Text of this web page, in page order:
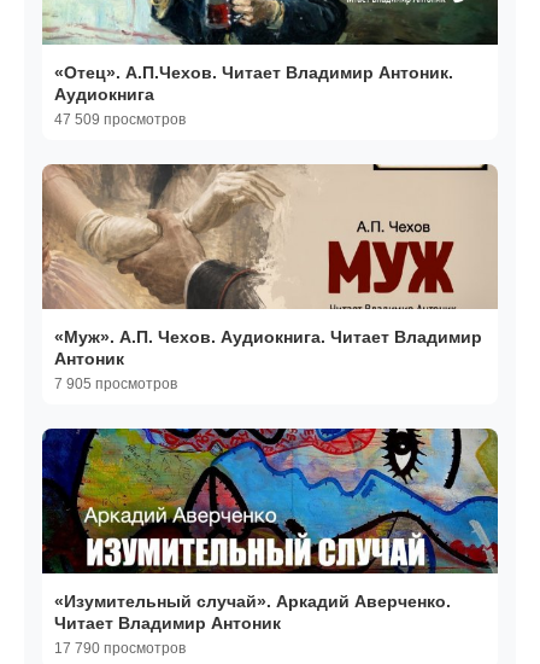
«Отец». А.П.Чехов. Читает Владимир Антоник.
Аудиокнига
47 509 просмотров
«Муж». А.П. Чехов. Аудиокнига. Читает Владимир
Антоник
7 905 просмотров
«Изумительный случай». Аркадий Аверченко.
Читает Владимир Антоник
17 790 просмотров